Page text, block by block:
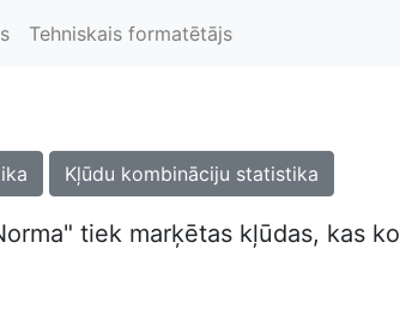
Tehniskais formatētājs
Kļūdu kombināciju statistika
tiek marķētas kļūdas, kas